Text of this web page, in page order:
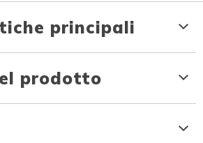
principali
prodotto